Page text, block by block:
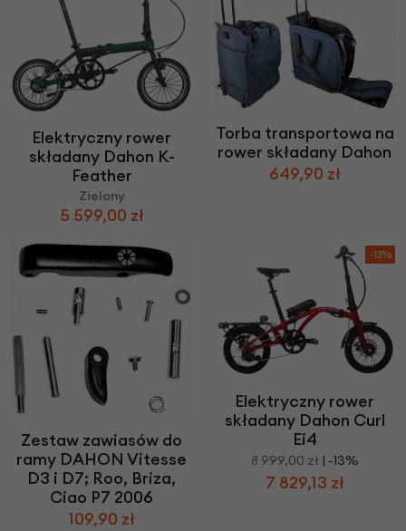
Elektryczny rower
składany Dahon K-
Feather
Zielony
5 599,00 zł
Torba transportowa na
rower składany Dahon
649,90 zł
Zestaw zawiasów do
ramy DAHON Vitesse
D3 i D7; Roo, Briza,
Ciao P7 2006
109,90 zł
-13%
Elektryczny rower
składany Dahon Curl
Ei4
8 999,00 zł | -13%
7 829,13 zł